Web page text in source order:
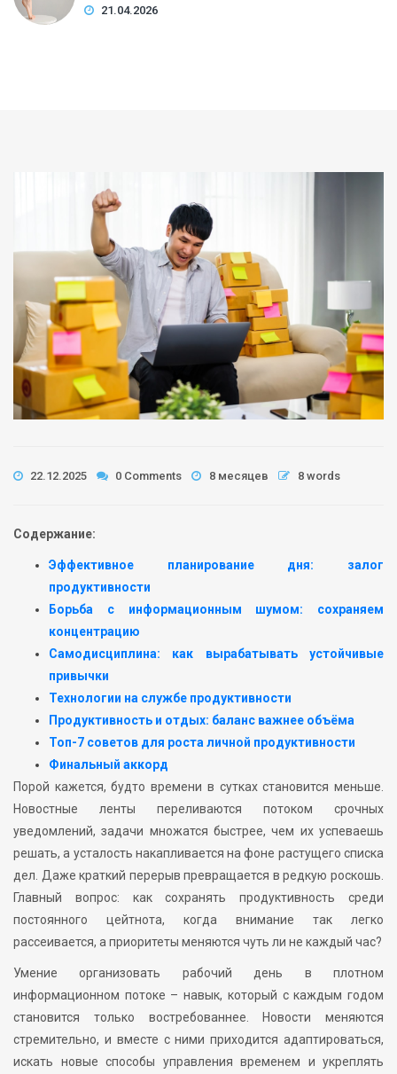
21.04.2026
22.12.2025 0 Comments 8 месяцев 8 words
Содержание:
Эффективное планирование дня: залог
продуктивности
Борьба с информационным шумом: сохраняем
концентрацию
Самодисциплина: как вырабатывать устойчивые
привычки
Технологии на службе продуктивности
Продуктивность и отдых: баланс важнее объёма
Топ-7 советов для роста личной продуктивности
Финальный аккорд
Порой кажется, будто времени в сутках становится меньше.
Новостные ленты переливаются потоком срочных
уведомлений, задачи множатся быстрее, чем их успеваешь
решать, а усталость накапливается на фоне растущего списка
дел. Даже краткий перерыв превращается в редкую роскошь.
Главный вопрос: как сохранять продуктивность среди
постоянного цейтнота, когда внимание так легко
рассеивается, а приоритеты меняются чуть ли не каждый час?
Умение организовать рабочий день в плотном
информационном потоке – навык, который с каждым годом
становится только востребованнее. Новости меняются
стремительно, и вместе с ними приходится адаптироваться,
искать новые способы управления временем и укреплять